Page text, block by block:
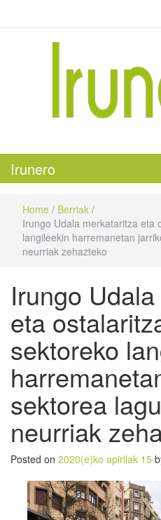
Irunero
Home / Berriak /
Irungo Udala merkataritza eta
langileekin harremanetan
neurriak zehazteko
Irungo
eta
sektoreko
sektorea
neurriak
Posted on 2020(e)ko apirilak 15